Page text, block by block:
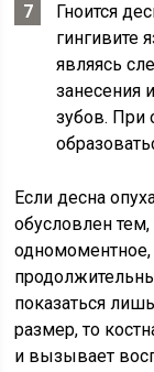
Гноится
гингивите
являясь
занесения
зубов. При
Если десна
обусловлен
показаться
размер, то
и вызывает